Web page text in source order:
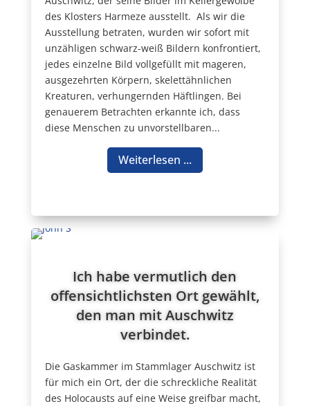
des Klosters Harmeze ausstellt. Als wir die
Ausstellung betraten, wurden wir sofort mit
unzähligen schwarz-weiß Bildern konfrontiert,
jedes einzelne Bild vollgefüllt mit mageren,
ausgezehrten Körpern, skelettähnlichen
Kreaturen, verhungernden Häftlingen. Bei
genauerem Betrachten erkannte ich, dass
diese Menschen zu unvorstellbaren...
Weiterlesen ...
Ich habe vermutlich den
offensichtlichsten Ort gewählt,
den man mit Auschwitz
verbindet.
Die Gaskammer im Stammlager Auschwitz ist
für mich ein Ort, der die schreckliche Realität
des Holocausts auf eine Weise greifbar macht,